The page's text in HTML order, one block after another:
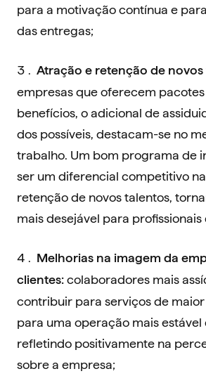
para a motivação contínua e
das entregas;
Atração e retenção de novos
empresas que oferecem
benefícios, o adicional de
dos possíveis, destacam-se no
trabalho. Um bom programa de
ser um diferencial competitivo
retenção de novos talentos,
mais desejável para
Melhorias na imagem da
clientes: colaboradores mais
contribuir para serviços de
para uma operação mais estável
refletindo positivamente na
sobre a empresa;